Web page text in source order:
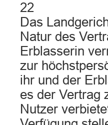
22
Das
Natur des
Erblasserin
zur
ihr und der
es der Vertrag
Nutzer